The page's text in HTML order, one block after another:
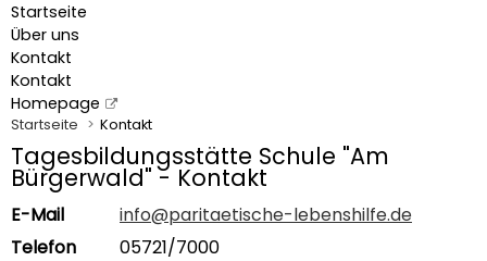
Startseite
Über uns
Kontakt
Kontakt
Homepage
Startseite Kontakt
Tagesbildungsstätte Schule "Am
Bürgerwald" - Kontakt
E-Mail
info@paritaetische-lebenshilfe.de
Telefon
05721/7000